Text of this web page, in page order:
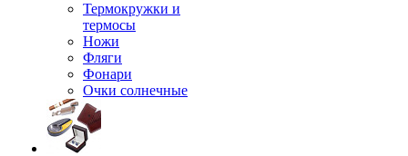
Термокружки и
термосы
Ножи
Фляги
Фонари
Очки солнечные